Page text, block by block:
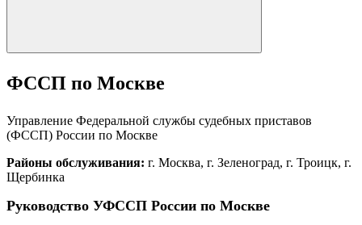
ФССП по Москве
Управление Федеральной службы судебных приставов
(ФССП) России по Москве
Районы обслуживания: г. Москва, г. Зеленоград, г. Троицк, г.
Щербинка
Руководство УФССП России по Москве